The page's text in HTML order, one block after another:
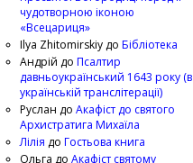
чудотворною іконою
«Всецариця»
Ilya Zhitomirskiy до Бібліотека
Андрій до Псалтир
давньоукраїнський 1643 року (в
українській транслітерації)
Руслан до Акафіст до святого
Архистратига Михаїла
Лілія до Гостьова книга
Ольга до Акафіст святому